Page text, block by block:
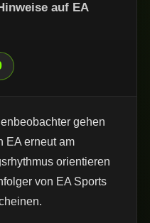
auf EA
gehen
EA erneut am
orientieren
von EA Sports